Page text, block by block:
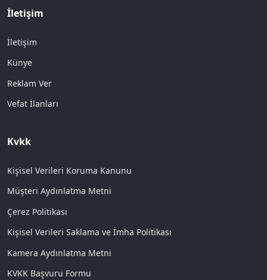
İletişim
İletişim
Künye
Reklam Ver
Vefat İlanları
Kvkk
Kişisel Verileri Koruma Kanunu
Müşteri Aydınlatma Metni
Çerez Politikası
Kişisel Verileri Saklama ve İmha Politikası
Kamera Aydınlatma Metni
KVKK Başvuru Formu